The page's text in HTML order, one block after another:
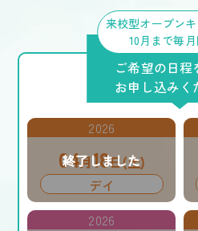
来校型オープン
10月まで毎月
ご希望の日程
お申し込みく
2026
04月18日(土)
デイ
2026